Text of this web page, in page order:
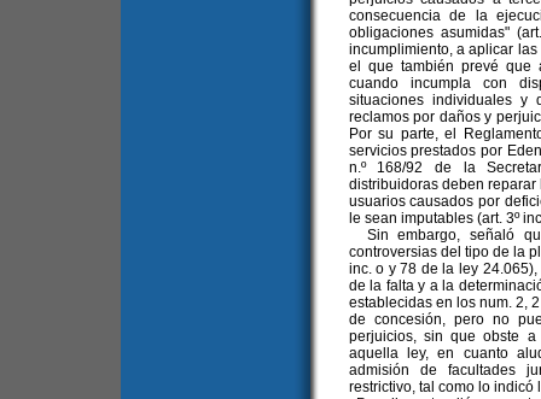
consecuencia de la
obligaciones asumidas"
incumplimiento, a aplicar
el que también prevé que
cuando incumpla con
situaciones individuales
reclamos por daños y
Por su parte, el
servicios prestados por
n.º 168/92 de la
distribuidoras deben
usuarios causados por
le sean imputables (art. 3º
Sin embargo, señaló
controversias del tipo de la
inc. o y 78 de la ley
de la falta y a la
establecidas en los num. 2,
de concesión, pero no
perjuicios, sin que obste
aquella ley, en cuanto
admisión de facultades
restrictivo, tal como lo indicó